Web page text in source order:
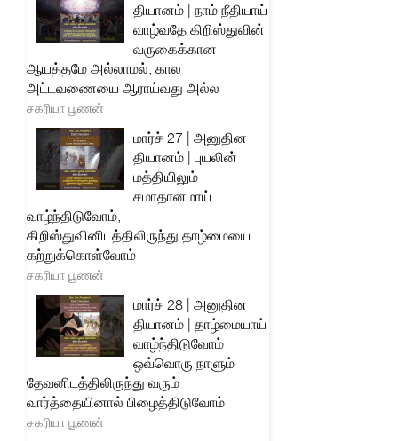
தியானம் | நாம் நீதியாய்
வாழ்வதே கிறிஸ்துவின்
வருகைக்கான
ஆயத்தமே அல்லாமல், கால
அட்டவணையை ஆராய்வது அல்ல
சகரியா பூணன்
மார்ச் 27 | அனுதின
தியானம் | புயலின்
மத்தியிலும்
சமாதானமாய்
வாழ்ந்திடுவோம்,
கிறிஸ்துவினிடத்திலிருந்து தாழ்மையை
கற்றுக்கொள்வோம்
சகரியா பூணன்
மார்ச் 28 | அனுதின
தியானம் | தாழ்மையாய்
வாழ்ந்திடுவோம்
ஒவ்வொரு நாளும்
தேவனிடத்திலிருந்து வரும்
வார்த்தையினால் பிழைத்திடுவோம்
சகரியா பூணன்